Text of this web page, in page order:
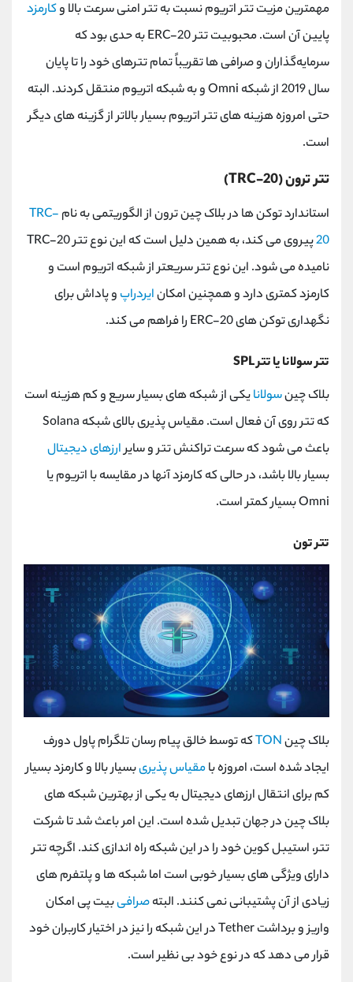
مهمترین مزیت تتر اتریوم نسبت به تتر امنی سرعت بالا وکارمزد
پایین آن است. محبوبیت تترERC-20به حدی بود که
سرمایه‌گذاران و صرافی ‌ها تقریباً تمام تترهای خود را تا پایان
سال 2019 از شبکه
Omniو به شبکه اتریوم منتقل کردند. البته
حتی امروزه هزینه های تتر اتریوم بسیار بالاتر از گزینه های دیگر
است.
تتر ترون (TRC-20)
استاندارد توکن ها در بلاک چین ترون از الگوریتمی به نام TRC-
20پیروی می کند، به همین دلیل است که این نوع تترTRC-20
نامیده می شود. این نوع تتر سریعتر از شبکه اتریوم است و
کارمزد کمتری دارد و همچنین امکانایردراپ و پاداش برای
نگهداری توکن هایERC-20 را فراهم می کند.
تتر سولانا یا تترSPL
بلاک چینسولانایکی از شبکه های بسیار سریع و کم هزینه است
که تتر روی آن فعال است. مقیاس پذیری بالای شبکه Solana
باعث می شود که سرعت تراکنش تتر و سایرارزهای دیجیتال
بسیار بالا باشد، در حالی که کارمزد آنها در مقایسه با اتریوم یا
Omniبسیار کمتر است.
تتر تون
بلاک چینTONکه توسط خالق پیام رسان تلگرام پاول دورف
ایجاد شده است، امروزه بامقیاس پذیریبسیار بالا و کارمزد بسیار
کم برای انتقال ارزهای دیجیتال به یکی از بهترین شبکه های
بلاک چین در جهان تبدیل شده است. این امر باعث شد تا شرکت
تتر، استیبل کوین خود را در این شبکه راه اندازی کند. اگرچه تتر
دارای ویژگی های بسیار خوبی است اما شبکه ها و پلتفرم های
زیادی از آن پشتیبانی نمی کنند. البتهصرافیبیت پی امکان
واریز و برداشتTetherدر این شبکه را نیز در اختیار کاربران خود
قرار می دهد که در نوع خود بی نظیر است.